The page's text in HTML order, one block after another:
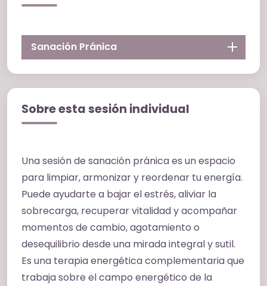
Sanación Pránica
Sobre esta sesión individual
Una sesión de sanación pránica es un espacio
para limpiar, armonizar y reordenar tu energía.
Puede ayudarte a bajar el estrés, aliviar la
sobrecarga, recuperar vitalidad y acompañar
momentos de cambio, agotamiento o
desequilibrio desde una mirada integral y sutil.
Es una terapia energética complementaria que
trabaja sobre el campo energético de la